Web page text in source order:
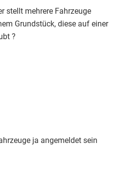
stellt mehrere Fahrzeuge
Grundstück, diese auf einer
?
ja angemeldet sein